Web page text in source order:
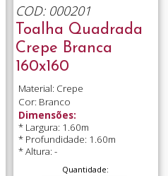
COD: 000201
Toalha Quadrada
Crepe Branca
160x160
Material: Crepe
Cor: Branco
Dimensões:
* Largura: 1.60m
* Profundidade: 1.60m
* Altura: -
Quantidade: